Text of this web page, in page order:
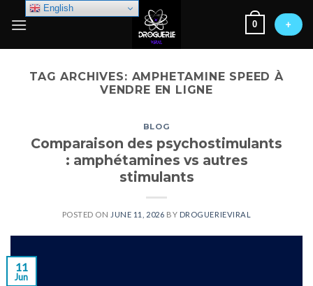
0 +
TAG ARCHIVES: AMPHETAMINE SPEED ​​​​À
VENDRE EN LIGNE
BLOG
Comparaison des psychostimulants
: amphétamines vs autres
stimulants
POSTED ON JUNE 11, 2026 BY DROGUERIEVIRAL
11
Jun
English